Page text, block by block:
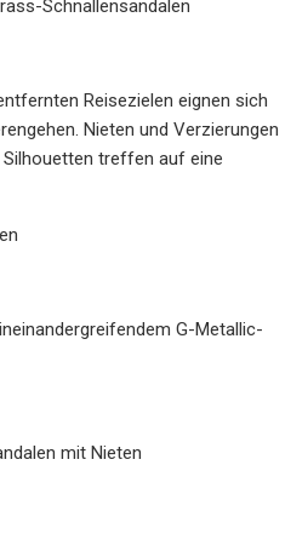
Schnallensandalen
Reisezielen eignen sich
Nieten und Verzierungen
treffen auf eine
G-Metallic-
mit Nieten